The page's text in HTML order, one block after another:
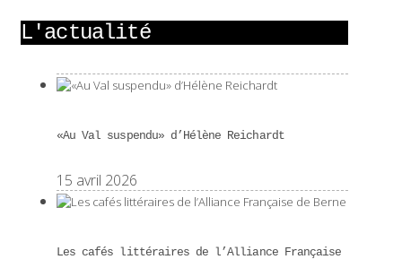
L'actualité
«Au Val suspendu» d’Hélène Reichardt
15 avril 2026
Les cafés littéraires de l’Alliance Française